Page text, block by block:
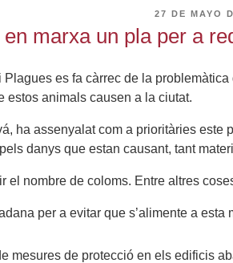
PUBLICADO
27 DE MAYO
en marxa un pla per a
es fa càrrec de la
estos animals causen a la ciutat.
ha assenyalat com a prioritàries
danys que estan causant, tant
el nombre de coloms. Entre altres
per a evitar que s’alimente a
mesures de protecció en els edificis